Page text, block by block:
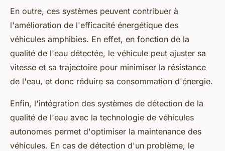
En outre, ces systèmes peuvent contribuer à
l'amélioration de l'efficacité énergétique des
véhicules amphibies. En effet, en fonction de la
qualité de l'eau détectée, le véhicule peut ajuster sa
vitesse et sa trajectoire pour minimiser la résistance
de l'eau, et donc réduire sa consommation d'énergie.
Enfin, l'intégration des systèmes de détection de la
qualité de l'eau avec la technologie de véhicules
autonomes permet d'optimiser la maintenance des
véhicules. En cas de détection d'un problème, le